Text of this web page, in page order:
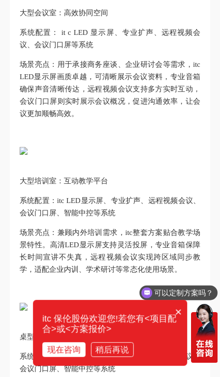
大型会议室：高效协同空间
系统配置： it c LED 显示屏、专业扩声、远程视频会
议、会议门口屏等系统
场景亮点：用于承接商务座谈、企业研讨会等需求，itc
LED显示屏画质卓越，可清晰展示会议资料，专业音箱
确保声音清晰传达，远程视频会议支持多方实时互动，
会议门口屏则实时展示会议概况，促进沟通效率，让会
议更加顺畅高效。
大型培训室：互动教学平台
系统配置：itc LED显示屏、专业扩声、远程视频会议、
会议门口屏、智能中控等系统
场景亮点：兼顾内外培训需求，itc整套方案贴合教学场
景特性。高清LED显示屏支持灵活投屏，专业音箱保障
长时间宣讲不失真，远程视频会议实现跨区域同步教
学，适配企业内训、学术研讨等常态化使用场景。
桌型会议室：商务洽谈场所
系统配置：itc LED 显示屏、专业扩声、远程视频会议、
会议门口屏、智能中控等系统
可以定制方案吗？
你们电话多少？
×
itc 保伦股份欢迎您!若您有<项目配
合>或<方案报价>
现在咨询 稍后再说